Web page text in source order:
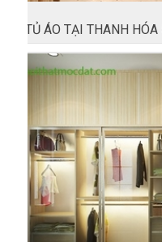
TỦ ÁO TẠI THANH HÓA